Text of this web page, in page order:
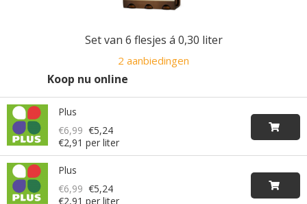
Set van 6 flesjes á 0,30 liter
2 aanbiedingen
Koop nu online
Plus
€6,99 €5,24
€2,91 per liter
Plus
€6,99 €5,24
€2,91 per liter